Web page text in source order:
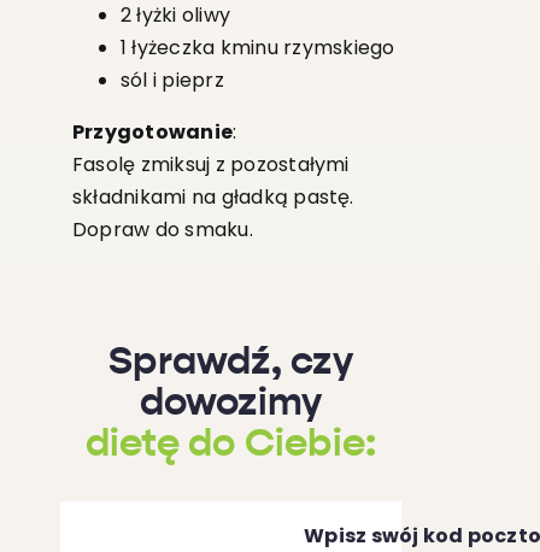
2 łyżki oliwy
1 łyżeczka kminu rzymskiego
sól i pieprz
Przygotowanie:
Fasolę zmiksuj z pozostałymi
składnikami na gładką pastę.
Dopraw do smaku.
Sprawdź, czy
dowozimy
dietę do Ciebie:
Wpisz swój kod